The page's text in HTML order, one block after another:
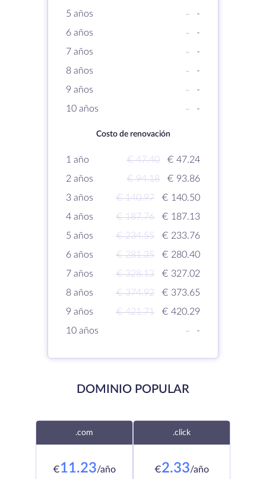
5 años
-
-
6 años
-
-
7 años
-
-
8 años
-
-
9 años
-
-
10 años
- -
Costo de renovación
1 año € 47.40
€ 47.24
2 años
€ 94.18
€ 93.86
3 años
€ 140.97
€ 140.50
4 años
€ 187.76
€ 187.13
5 años
€ 234.55
€ 233.76
6 años
€ 281.35
€ 280.40
7 años
€ 328.13
€ 327.02
8 años
€ 374.92
€ 373.65
9 años
€ 421.71
€ 420.29
10 años
- -
DOMINIO POPULAR
.com
€11.23/año
.click
€2.33/año